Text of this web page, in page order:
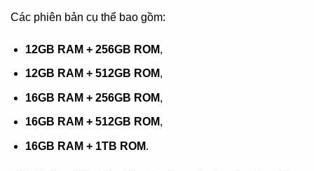
Các phiên bản cụ thể bao gồm:
12GB RAM + 256GB ROM,
12GB RAM + 512GB ROM,
16GB RAM + 256GB ROM,
16GB RAM + 512GB ROM,
16GB RAM + 1TB ROM.